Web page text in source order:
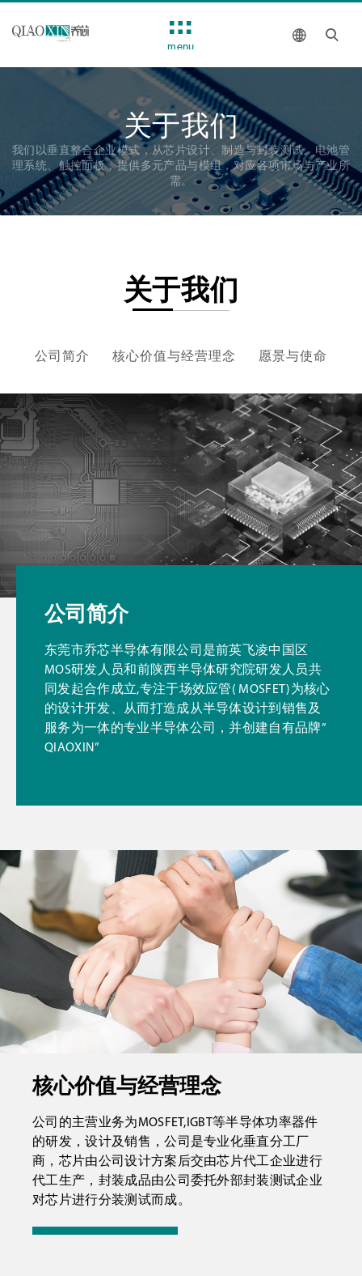
关于我们
我们以垂直整合企业模式，从芯片设计、制造与封装测试、电池管
理系统、触控面板，提供多元产品与模组，对应各项市场与产业所
需。
关于我们
公司简介 核心价值与经营理念 愿景与使命
公司简介
东莞市乔芯半导体有限公司是前英飞凌中国区
MOS研发人员和前陕西半导体研究院研发人员共
同发起合作成立,专注于场效应管( MOSFET)为核心
的设计开发、从而打造成从半导体设计到销售及
服务为一体的专业半导体公司，并创建自有品牌”
QIAOXIN”
核心价值与经营理念
公司的主营业务为MOSFET,IGBT等半导体功率器件
的研发，设计及销售，公司是专业化垂直分工厂
商，芯片由公司设计方案后交由芯片代工企业进行
代工生产，封装成品由公司委托外部封装测试企业
对芯片进行分装测试而成。